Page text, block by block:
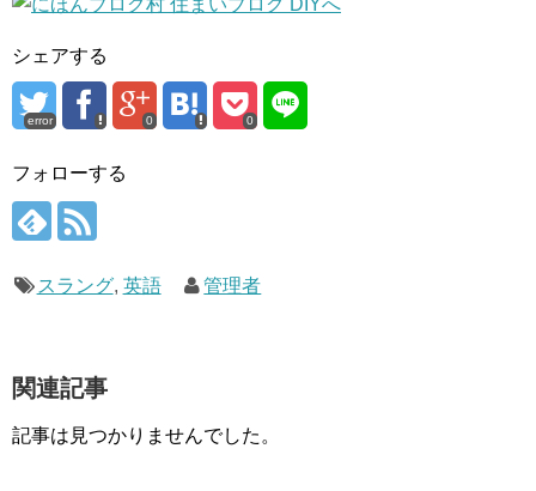
シェアする
error 0 0
フォローする
スラング, 英語 管理者
関連記事
記事は見つかりませんでした。